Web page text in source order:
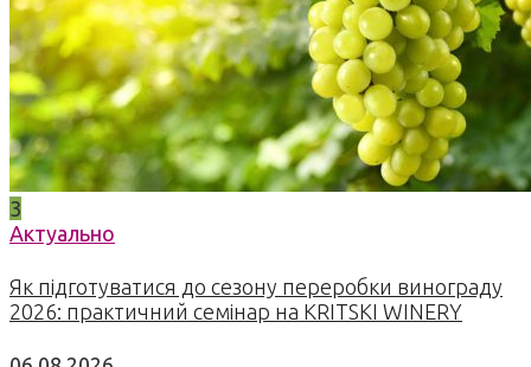
3
Актуально
Як підготуватися до сезону переробки винограду
2026: практичний семінар на KRITSKI WINERY